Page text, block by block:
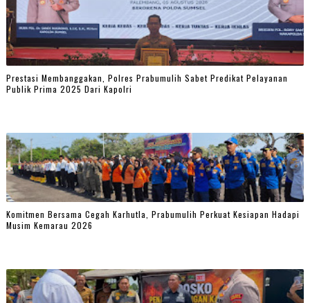
Prestasi Membanggakan, Polres Prabumulih Sabet Predikat Pelayanan
Publik Prima 2025 Dari Kapolri
Komitmen Bersama Cegah Karhutla, Prabumulih Perkuat Kesiapan Hadapi
Musim Kemarau 2026